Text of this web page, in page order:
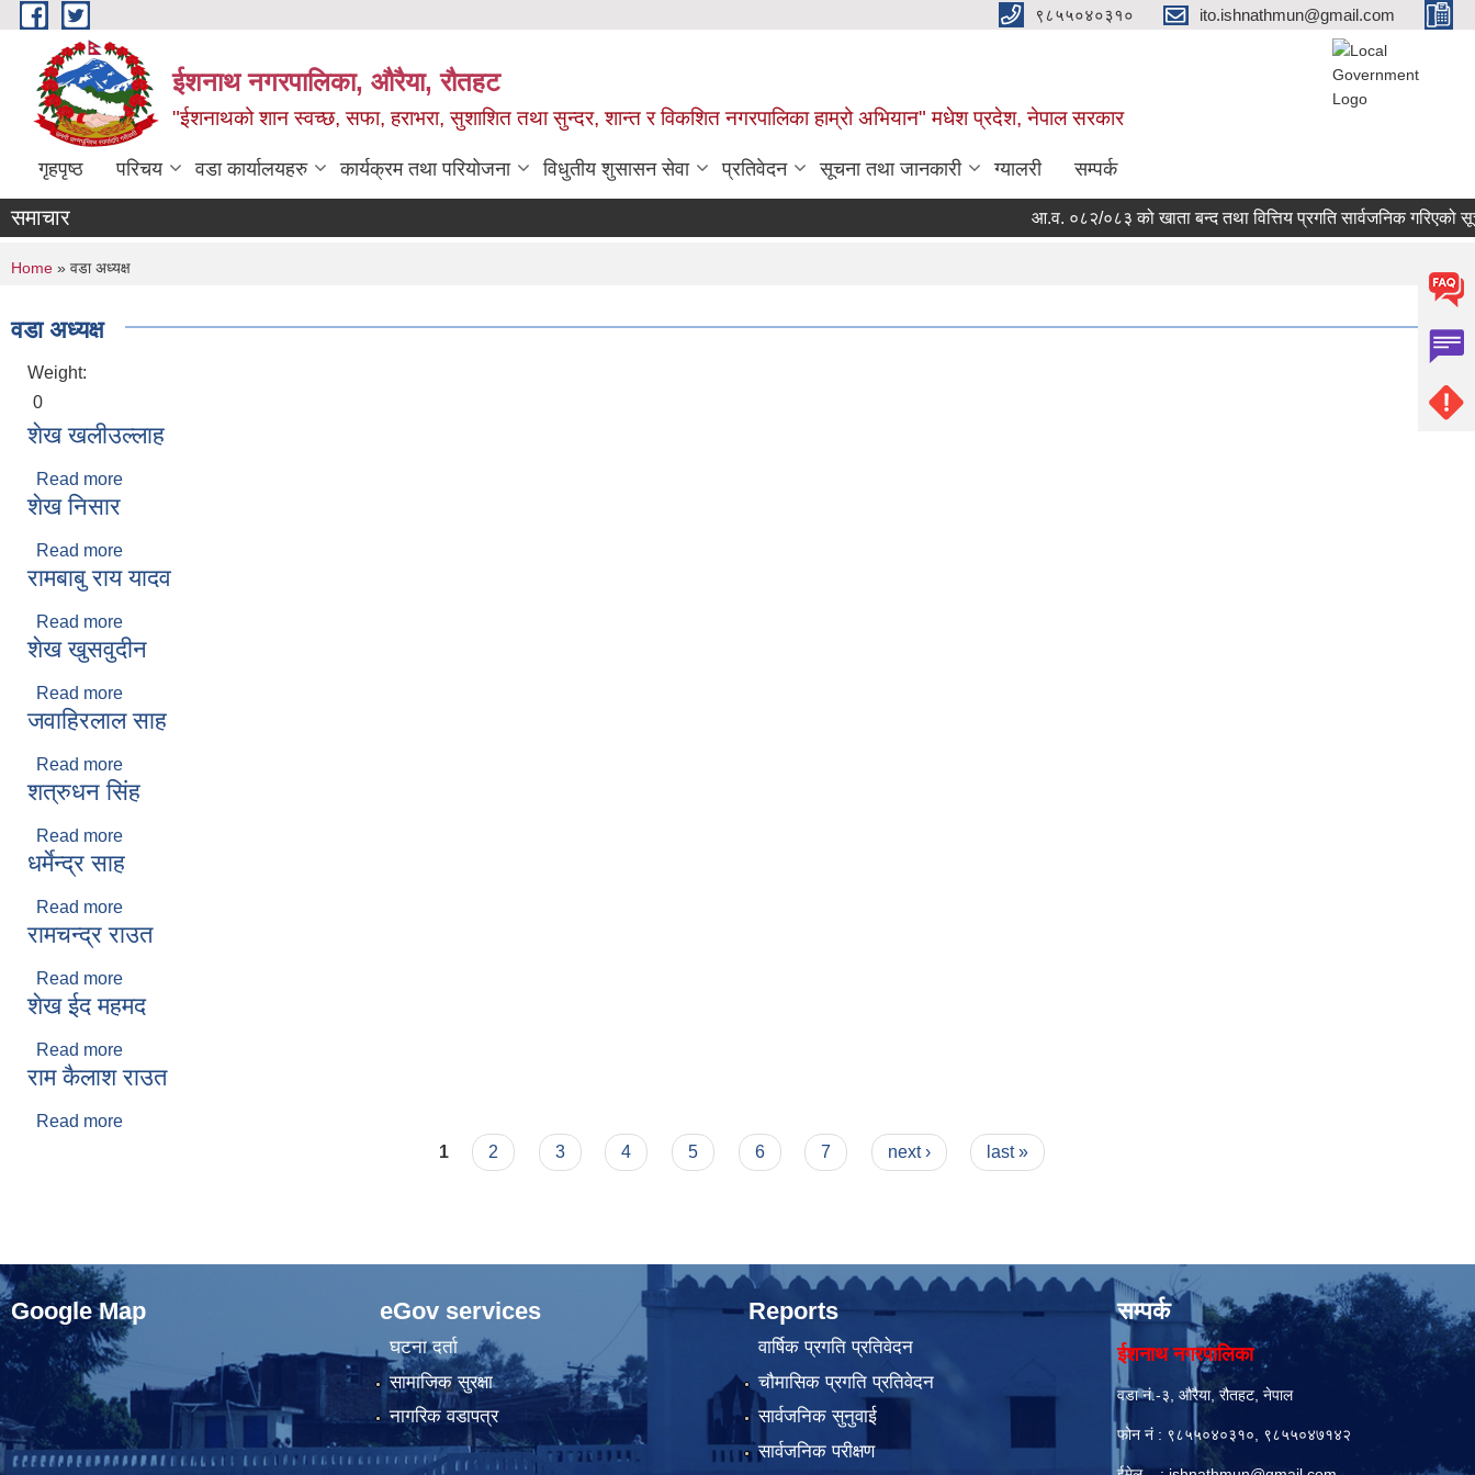
Skip to main content ९८५५०४०३१० ito.ishnathmun@gmail.com
ईशनाथ नगरपालिका, औरैया, रौतहट
"ईशनाथको शान स्वच्छ, सफा, हराभरा, सुशाशित तथा सुन्दर, शान्त र विकशित नगरपालिका हाम्रो अभियान" मधेश प्रदेश, नेपाल सरकार
गृहपृष्ठ परिचय वडा कार्यालयहरु कार्यक्रम तथा परियोजना विधुतीय शुसासन सेवा प्रतिवेदन सूचना तथा जानकारी ग्यालरी सम्पर्क
समाचार आ.व. ०८२/०८३ को खाता बन्द तथा वित्तिय प्रगति सार्वजनिक गरिएको
You are here
Home » वडा अध्यक्ष
वडा अध्यक्ष
Weight:
0
शेख खलीउल्लाह
Read more
शेख निसार
Read more
रामबाबु राय यादव
Read more
शेख खुसवुदीन
Read more
जवाहिरलाल साह
Read more
शत्रुधन सिंह
Read more
धर्मेन्द्र साह
Read more
रामचन्द्र राउत
Read more
शेख ईद महमद
Read more
राम कैलाश राउत
Read more
1 2 3 4 5 6 7 next › last »
Google Map eGov services
घटना दर्ता
सामाजिक सुरक्षा
नागरिक वडापत्र
Reports
वार्षिक प्रगति प्रतिवेदन
चौमासिक प्रगति प्रतिवेदन
सार्वजनिक सुनुवाई
सार्वजनिक परीक्षण
सम्पर्क
ईशनाथ नगरपालिका
वडा नं.-३, औरैया, रौतहट, नेपाल
फोन नं : ९८५५०४०३१०, ९८५५०४७१४२